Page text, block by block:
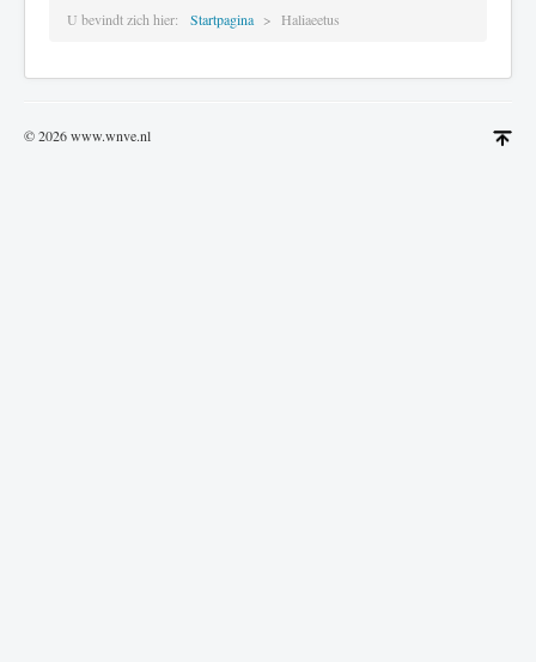
Historie
U bevindt zich hier: Startpagina Haliaeetus
© 2026 www.wnve.nl